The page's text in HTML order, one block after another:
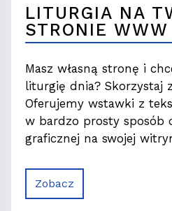
LITURGIA NA
STRONIE WWW
Masz własną stronę i
liturgię dnia? Skorzystaj
Oferujemy wstawki z
w bardzo prosty sposób
graficznej na swojej
Zobacz